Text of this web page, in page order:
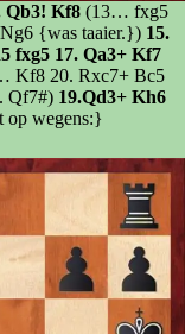
Qb3! Kf8 (13… fxg5
{was taaier.}) 15.
fxg5 17. Qa3+ Kf7
Kf8 20. Rxc7+ Bc5
Qf7#) 19.Qd3+ Kh6
op wegens:}